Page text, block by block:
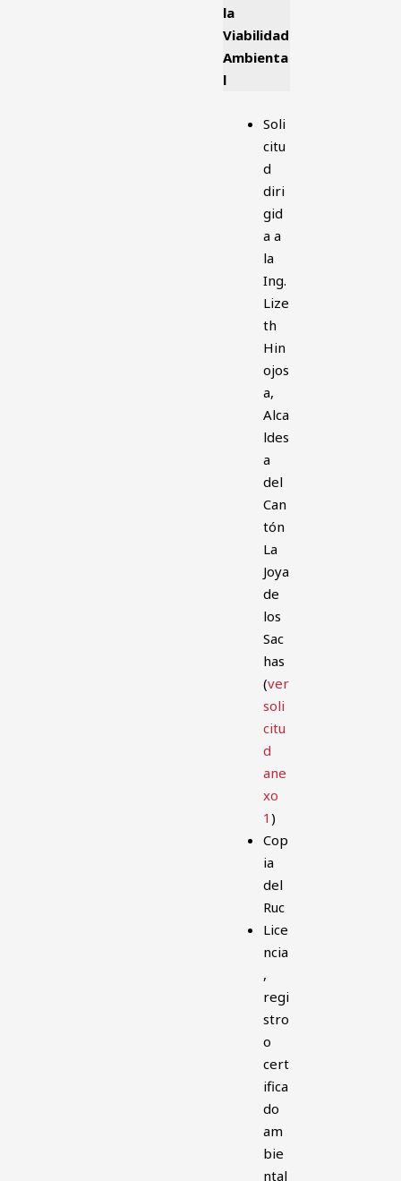
la
Viabilidad
Ambienta
l
Soli
citu
d
diri
gid
a a
la
Ing.
Lize
th
Hin
ojos
a,
Alca
ldes
a
del
Can
tón
La
Joya
de
los
Sac
has
(ver
soli
citu
d
ane
xo
1)
Cop
ia
del
Ruc
Lice
ncia
,
regi
stro
o
cert
ifica
do
am
bie
ntal